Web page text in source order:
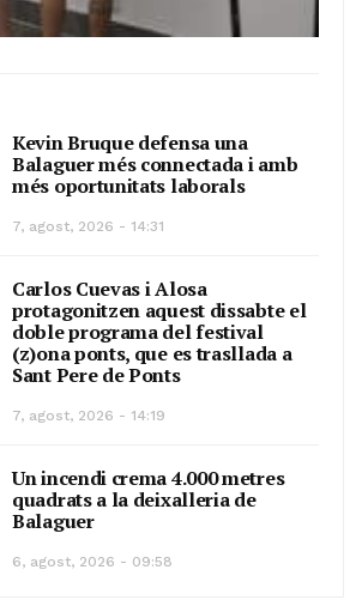
Kevin Bruque defensa una
Balaguer més connectada i amb
més oportunitats laborals
7, agost, 2026 - 14:31
Carlos Cuevas i Alosa
protagonitzen aquest dissabte el
doble programa del festival
(z)ona ponts, que es trasllada a
Sant Pere de Ponts
7, agost, 2026 - 14:19
Un incendi crema 4.000 metres
quadrats a la deixalleria de
Balaguer
6, agost, 2026 - 09:58